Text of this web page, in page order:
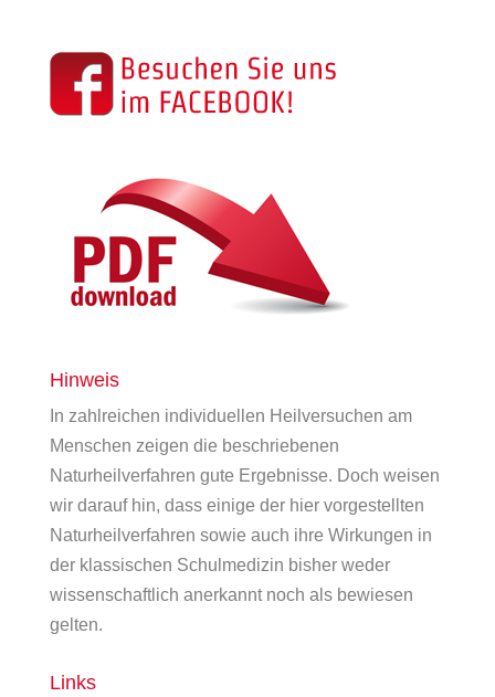
Hinweis
In zahlreichen individuellen Heilversuchen am
Menschen zeigen die beschriebenen
Naturheilverfahren gute Ergebnisse. Doch weisen
wir darauf hin, dass einige der hier vorgestellten
Naturheilverfahren sowie auch ihre Wirkungen in
der klassischen Schulmedizin bisher weder
wissenschaftlich anerkannt noch als bewiesen
gelten.
Links